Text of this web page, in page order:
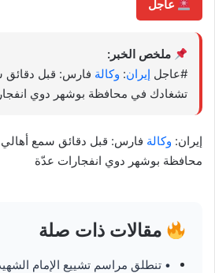
عاجل
ملخص الخبر:
#عاجل إيران: وكالة فارس: قبل دقائق
تشغادك في محافظة بوشهر دوي
إيران: وكالة فارس: قبل دقائق سمع
محافظة بوشهر دوي انفجارات عدّة
مقالات ذات صلة
• تنطلق مراسم تشييع الإمام